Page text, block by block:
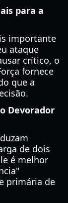
para a
importante
ataque
crítico, o
fornece
que a
Devorador
de dois
é melhor
primária de